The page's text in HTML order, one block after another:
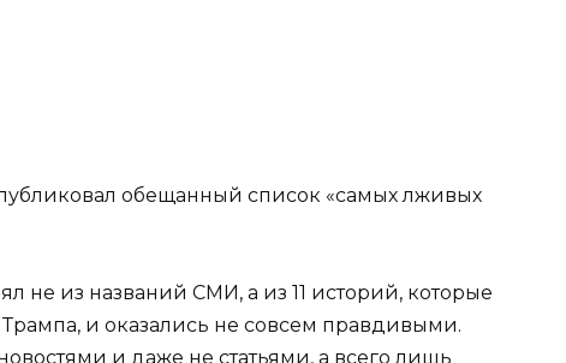
обещанный список «самых лживых
не из названий СМИ, а из 11 историй, которые
и оказались не совсем правдивыми.
и даже не статьями, а всего лишь